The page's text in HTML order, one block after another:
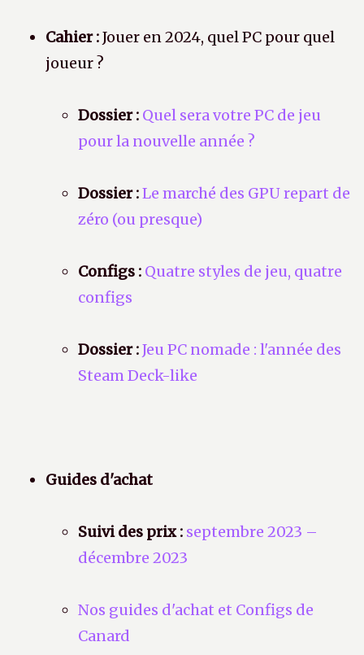
Cahier :Jouer en 2024, quel PC pour quel
joueur ?
Dossier : Quel sera votre PC de jeu
pour la nouvelle année ?
Dossier :Le marché des GPU repart de
zéro (ou presque)
Configs : Quatre styles de jeu, quatre
configs
Dossier :Jeu PC nomade : l'année des
Steam Deck-like
Guides d'achat
Suivi des prix : septembre 2023 –
décembre 2023
Nos guides d'achat et Configs de
Canard